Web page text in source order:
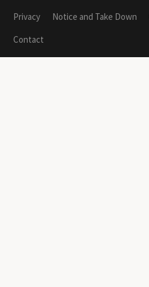
Privacy
Notice and Take Down
Contact